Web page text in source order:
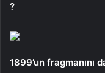
?
1899’un fragmanını